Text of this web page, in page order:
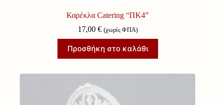
Καρέκλα Catering “ΠΚ4”
17,00 € (χωρίς ΦΠΑ)
Προσθήκη στο καλάθι